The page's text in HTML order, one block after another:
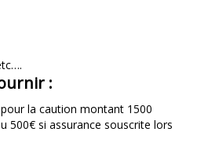
:
la caution montant 1500
500€ si assurance souscrite lors